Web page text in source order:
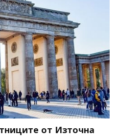
от Източна